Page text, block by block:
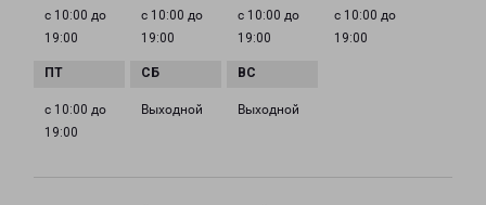
с 10:00 до
19:00
с 10:00 до
19:00
с 10:00 до
19:00
с 10:00 до
19:00
с 10:00 до
19:00
Выходной Выходной